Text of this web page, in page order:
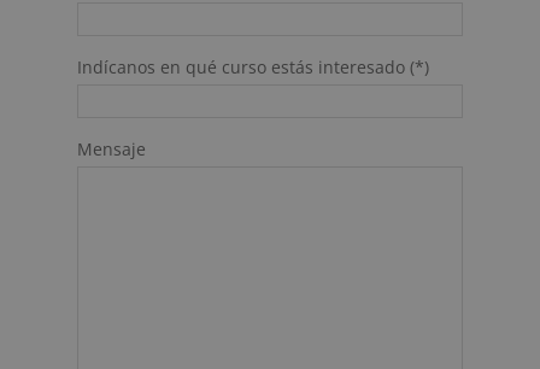
Indícanos en qué curso estás interesado (*)
Mensaje